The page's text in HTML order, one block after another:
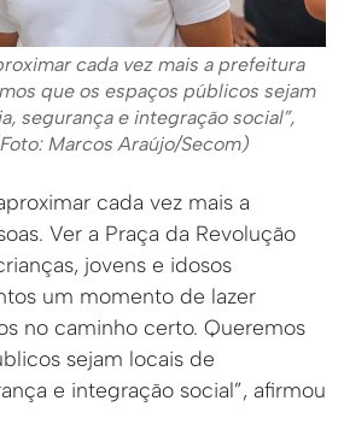
cada vez mais a prefeitura
que os espaços públicos sejam
segurança e integração social”,
Marcos Araújo/Secom)
cada vez mais a
Ver a Praça da Revolução
jovens e idosos
um momento de lazer
no caminho certo. Queremos
sejam locais de
e integração social”, afirmou